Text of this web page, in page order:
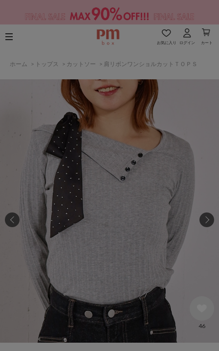
お気に入り ログイン カート
ホーム > トップス > カットソー > 肩リボンワンショルカットＴＯＰＳ
46